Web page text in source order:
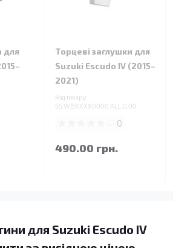
для
Торцеві заглушки для
Suzuki Escudo IV (2015–
2021)
Код товару:
55.WBXXXX0000.ALL.0.00
0
490.00 грн.
для Suzuki Escudo IV